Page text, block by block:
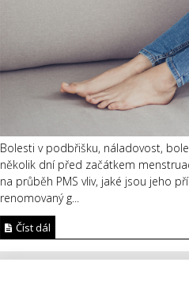
Bolesti v podbřišku, náladovost,
několik dní před začátkem
na průběh PMS vliv, jaké jsou jeho
renomovaný g...
Číst dál